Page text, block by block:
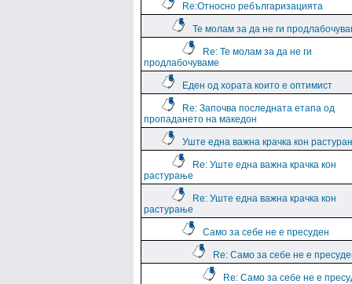
Re:Относно ребългаризацията
Те молам за да не ги
Re: Те молам за да не ги
продлабочуваме
Еден од хората които е оптимист
Re: Започва последната етапа од
пропадането на македон
Уште една важна крачка кон
Re: Уште една важна крачка кон
растурање
Re: Уште една важна крачка кон
растурање
Само за себе не е пресуден
Re: Само за себе не е
Re: Само за себе не е